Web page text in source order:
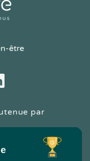
être
par